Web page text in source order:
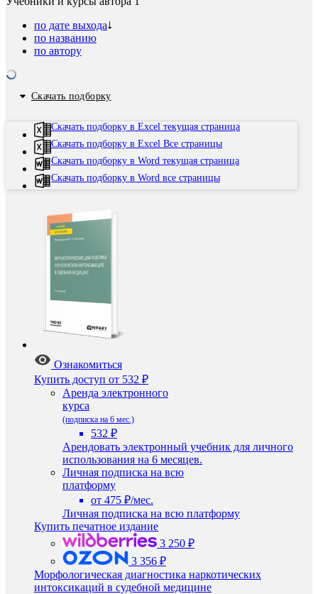
по дате выхода
по названию
по автору
Скачать подборку
Скачать подборку в Excel текущая страница
Скачать подборку в Excel Все страницы
Скачать подборку в Word текущая страница
Скачать подборку в Word все страницы
Ознакомиться
Купить доступ от 532 ₽
Аренда электронного
курса
(подписка на 6 мес.)
532 ₽
Арендовать электронный учебник для личного
использования на 6 месяцев.
Личная подписка на всю
платформу
от 475 ₽/мес.
Личная подписка на всю платформу
Купить печатное издание
3 250 ₽
3 356 ₽
Морфологическая диагностика наркотических
интоксикаций в судебной медицине